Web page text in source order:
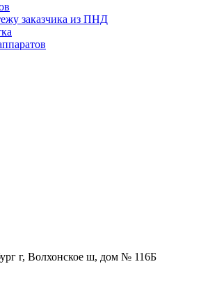
заказчика из ПНД
г, Волхонское ш, дом № 116Б